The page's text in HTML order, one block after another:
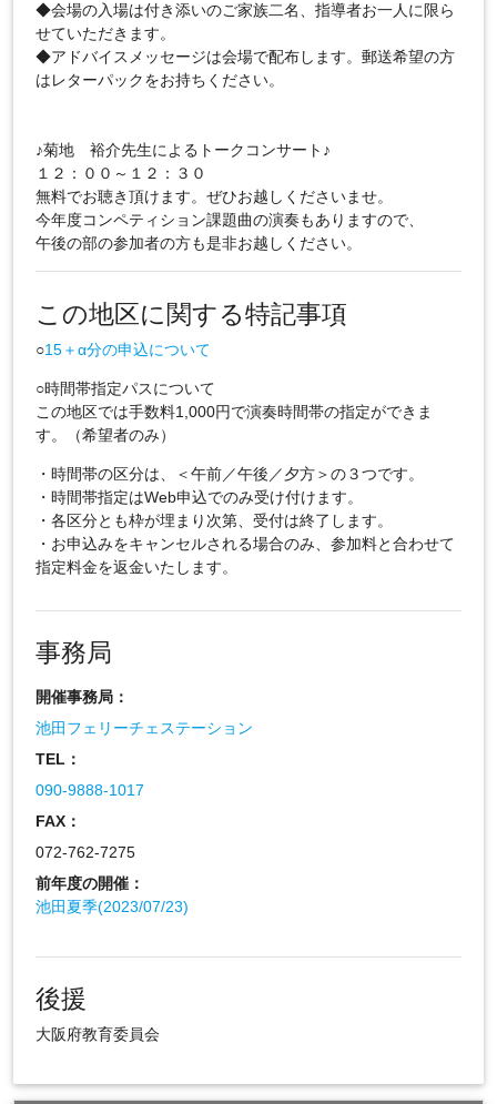
◆会場の入場は付き添いのご家族二名、指導者お一人に限ら
せていただきます。
◆アドバイスメッセージは会場で配布します。郵送希望の方
はレターパックをお持ちください。
♪菊地 裕介先生によるトークコンサート♪
１２：００～１２：３０
無料でお聴き頂けます。ぜひお越しくださいませ。
今年度コンペティション課題曲の演奏もありますので、
午後の部の参加者の方も是非お越しください。
この地区に関する特記事項
○15＋α分の申込について
○時間帯指定パスについて
この地区では手数料1,000円で演奏時間帯の指定ができま
す。（希望者のみ）
・時間帯の区分は、＜午前／午後／夕方＞の３つです。
・時間帯指定はWeb申込でのみ受け付けます。
・各区分とも枠が埋まり次第、受付は終了します。
・お申込みをキャンセルされる場合のみ、参加料と合わせて
指定料金を返金いたします。
事務局
開催事務局：
池田フェリーチェステーション
TEL：
090-9888-1017
FAX：
072-762-7275
前年度の開催：
池田夏季(2023/07/23)
後援
大阪府教育委員会